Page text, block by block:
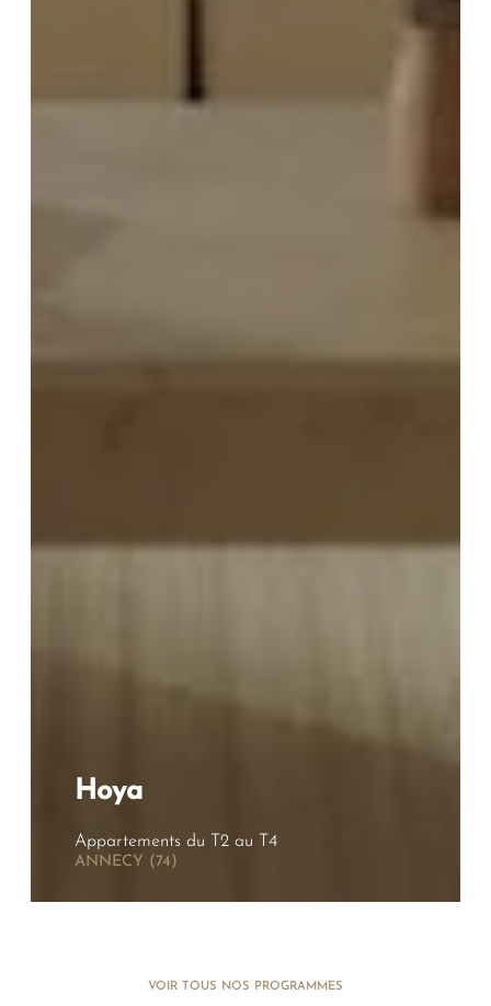
MAIL*
TÉLÉPHONE
Hoya
Appartements du T2 au T4
ANNECY (74)
VOIR TOUS NOS PROGRAMMES